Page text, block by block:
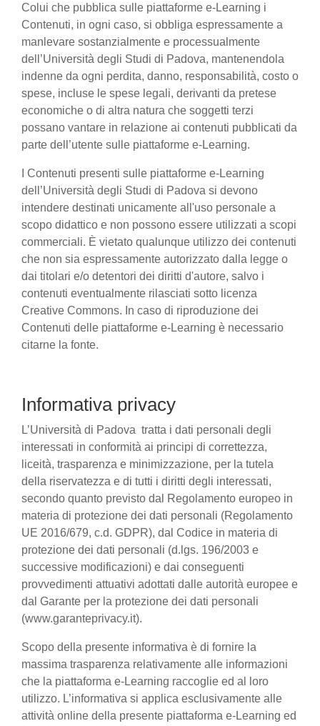
Colui che pubblica sulle piattaforme e-Learning i
Contenuti, in ogni caso, si obbliga espressamente a
manlevare sostanzialmente e processualmente
dell’Università degli Studi di Padova, mantenendola
indenne da ogni perdita, danno, responsabilità, costo o
spese, incluse le spese legali, derivanti da pretese
economiche o di altra natura che soggetti terzi
possano vantare in relazione ai contenuti pubblicati da
parte dell’utente sulle piattaforme e-Learning.
I Contenuti presenti sulle piattaforme e-Learning
dell’Università degli Studi di Padova si devono
intendere destinati unicamente all'uso personale a
scopo didattico e non possono essere utilizzati a scopi
commerciali. È vietato qualunque utilizzo dei contenuti
che non sia espressamente autorizzato dalla legge o
dai titolari e/o detentori dei diritti d'autore, salvo i
contenuti eventualmente rilasciati sotto licenza
Creative Commons. In caso di riproduzione dei
Contenuti delle piattaforme e-Learning è necessario
citarne la fonte.
Informativa privacy
L’Università di Padova tratta i dati personali degli
interessati in conformità ai principi di correttezza,
liceità, trasparenza e minimizzazione, per la tutela
della riservatezza e di tutti i diritti degli interessati,
secondo quanto previsto dal Regolamento europeo in
materia di protezione dei dati personali (Regolamento
UE 2016/679, c.d. GDPR), dal Codice in materia di
protezione dei dati personali (d.lgs. 196/2003 e
successive modificazioni) e dai conseguenti
provvedimenti attuativi adottati dalle autorità europee e
dal Garante per la protezione dei dati personali
(www.garanteprivacy.it).
Scopo della presente informativa è di fornire la
massima trasparenza relativamente alle informazioni
che la piattaforma e-Learning raccoglie ed al loro
utilizzo. L’informativa si applica esclusivamente alle
attività online della presente piattaforma e-Learning ed